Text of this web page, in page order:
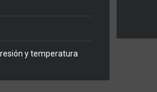
y temperatura